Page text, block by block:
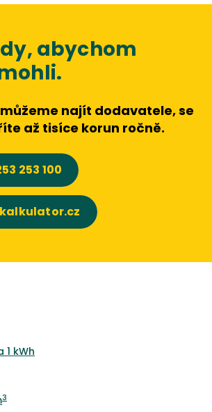
abychom
najít dodavatele, se
až tisíce korun ročně.
253 100
1 kWh
3